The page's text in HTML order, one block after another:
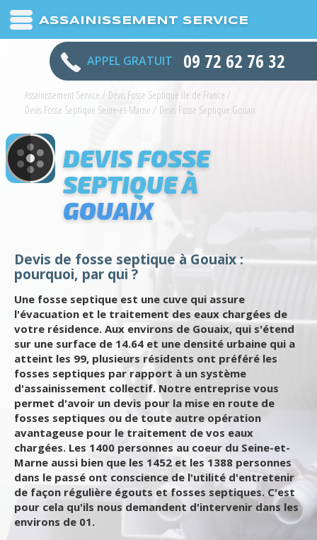
ASSAINISSEMENT SERVICE
APPEL GRATUIT 09 72 62 76 32
Assainissement Service / Devis Fosse Septique Ile de France /
Devis Fosse Septique Seine-et-Marne / Devis Fosse Septique Gouaix
DEVIS FOSSE
SEPTIQUE À
GOUAIX
Devis de fosse septique à Gouaix :
pourquoi, par qui ?
Une fosse septique est une cuve qui assure
l'évacuation et le traitement des eaux chargées de
votre résidence. Aux environs de Gouaix, qui s'étend
sur une surface de 14.64 et une densité urbaine qui a
atteint les 99, plusieurs résidents ont préféré les
fosses septiques par rapport à un système
d'assainissement collectif. Notre entreprise vous
permet d'avoir un devis pour la mise en route de
fosses septiques ou de toute autre opération
avantageuse pour le traitement de vos eaux
chargées. Les 1400 personnes au coeur du Seine-et-
Marne aussi bien que les 1452 et les 1388 personnes
dans le passé ont conscience de l'utilité d'entretenir
de façon régulière égouts et fosses septiques. C'est
pour cela qu'ils nous demandent d'intervenir dans les
environs de 01.